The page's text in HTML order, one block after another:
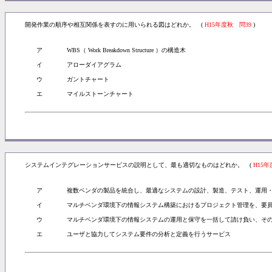
開発作業の順序や相互関係を表すのに用いられる図はどれか。 ( H15年度秋 問39 )
ア WBS（ Work Breakdown Structure ）の構造木
イ アローダイアグラム
ウ ガントチャート
エ マイルストーンチャート
システムインテグレーションサービスの説明として、最も適切なものはどれか。 ( H15
ア 複数ベンダの製品を統合し、最適なシステムの設計、製造、テスト、運用
イ マルチベンダ環境下の情報システム構築におけるプロジェクト管理を、要
ウ マルチベンダ環境下の情報システムの運用と保守を一括して請け負い、そ
エ ユーザと協力してシステム要件の分析と定義を行うサービス